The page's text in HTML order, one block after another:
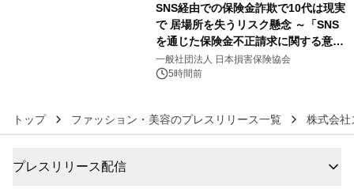
SNS経由での保険金詐欺で10代は現実
で 居場所を失うリスク懸念 ～「SNS
を通じた保険金不正請求に関する意識
調査」を実施、 認知度の低さも浮き彫
りに～
一般社団法人 日本損害保険協会
5時間前
トップ ファッション・美容のプレスリリース一覧 株式会社
プレスリリース配信